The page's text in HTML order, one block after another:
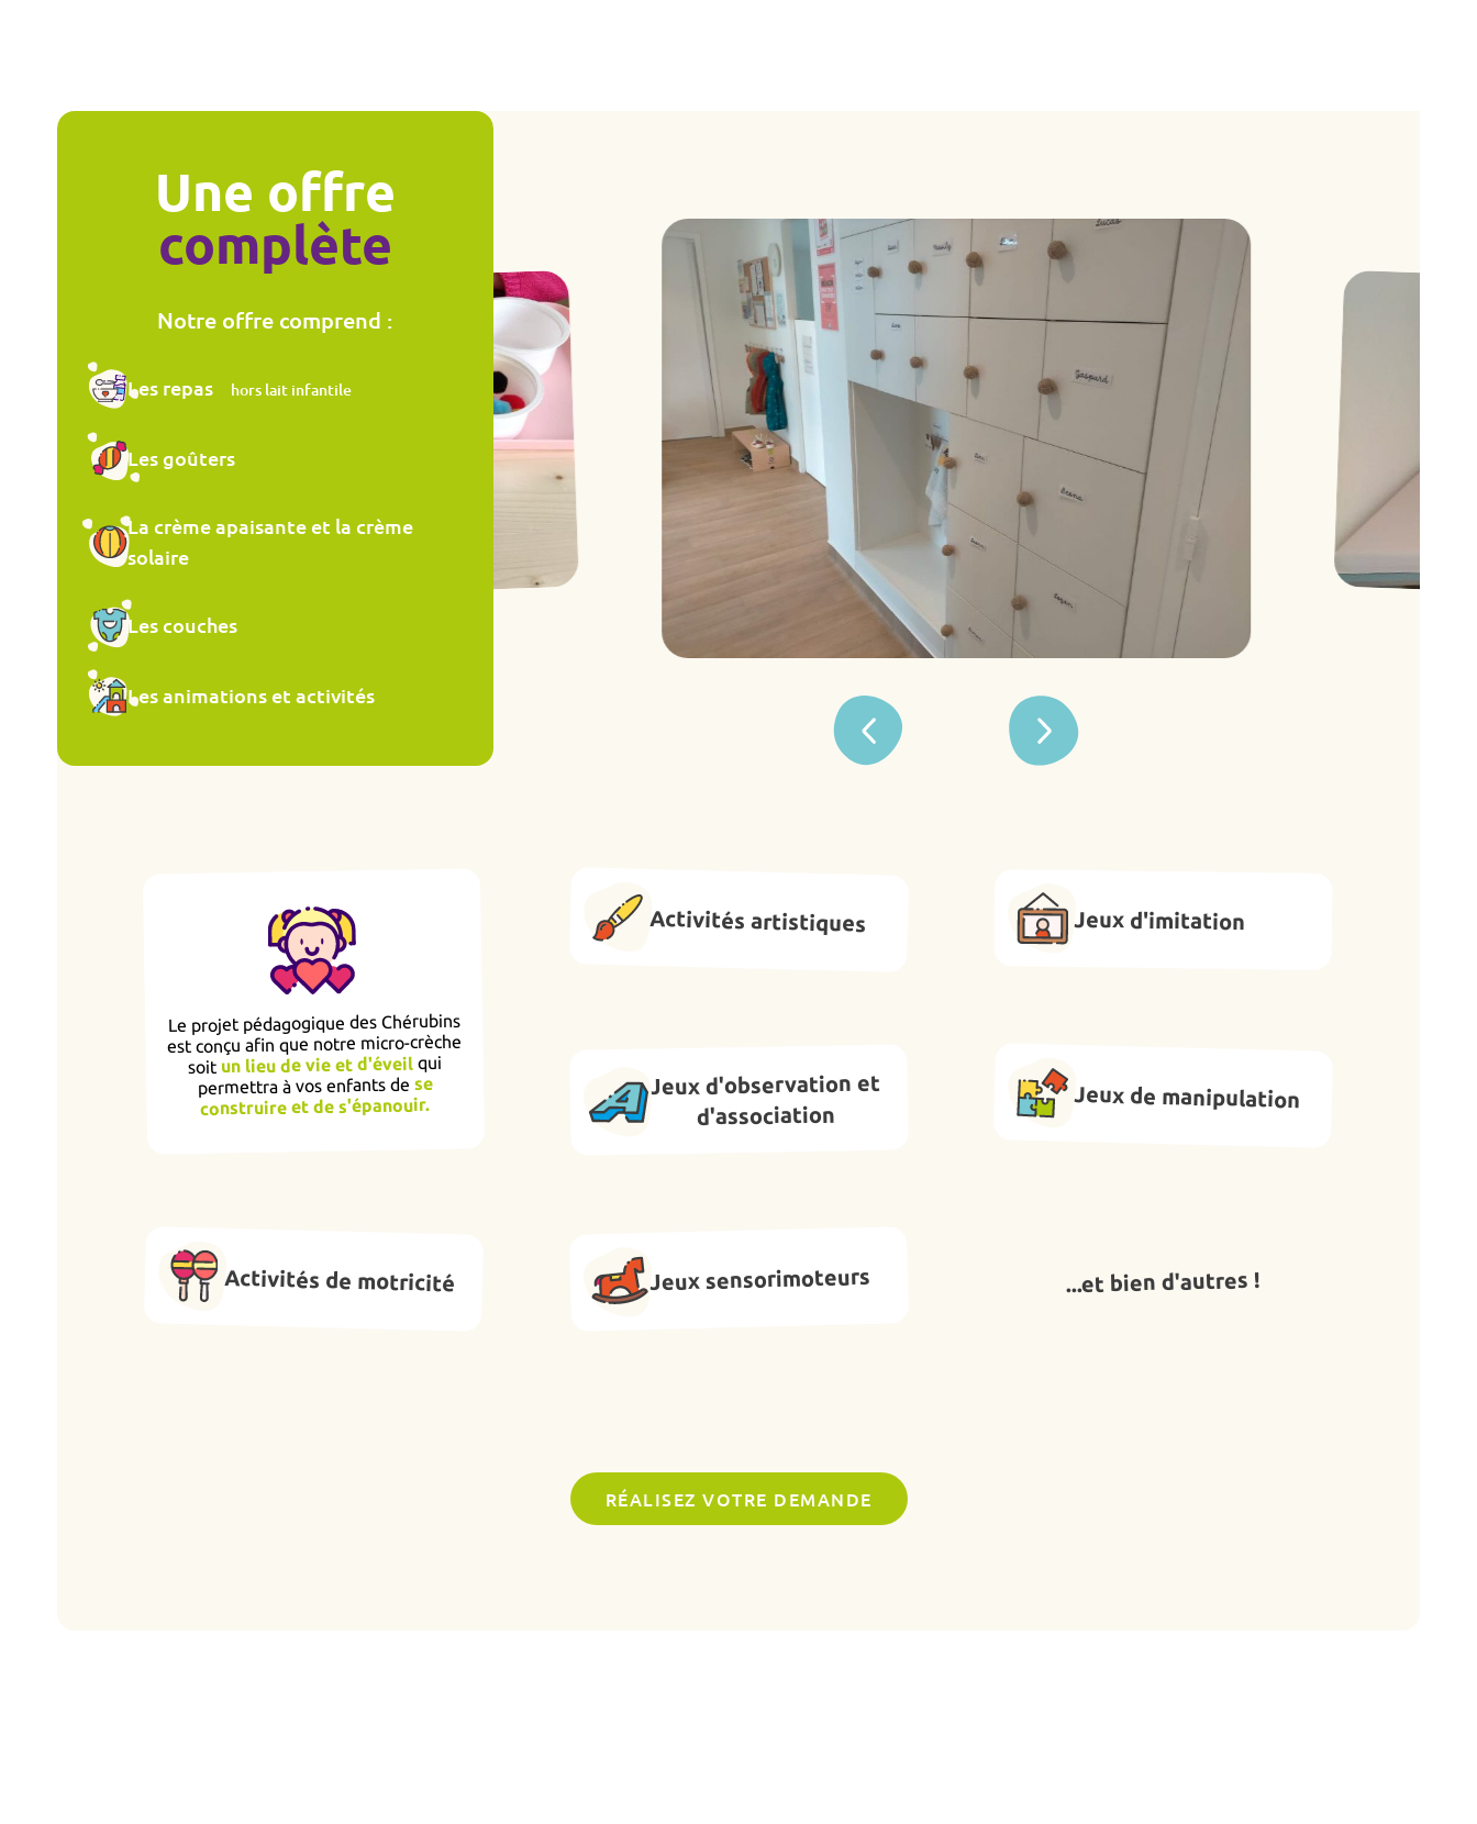
Une offre
complète
Notre offre comprend :
Les repas hors lait infantile
Les goûters
La crème apaisante et la crème
solaire
Les couches
Les animations et activités
Le projet pédagogique des Chérubins
est conçu afin que notre micro-crèche
soit un lieu de vie et d'éveil qui
permettra à vos enfants de se
construire et de s'épanouir.
Activités artistiques Jeux d'imitation
Jeux d'observation et
d'association
Jeux de manipulation
Activités de motricité Jeux sensorimoteurs ...et bien d'autres !
RÉALISEZ VOTRE DEMANDE